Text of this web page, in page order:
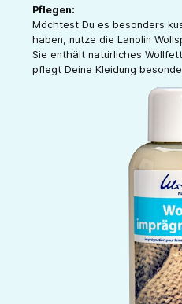
Pflegen:
Möchtest Du es besonders
haben, nutze die Lanolin
Sie enthält natürliches
pflegt Deine Kleidung